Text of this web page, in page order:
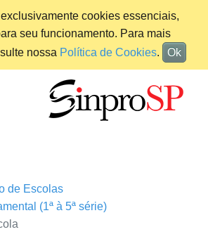
cookies essenciais,
seu funcionamento. Para mais
nossa Política de Cookies. Ok
de Escolas
(1ª à 5ª série)